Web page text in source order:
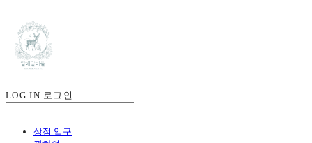
LOG IN 로그인
상점 입구